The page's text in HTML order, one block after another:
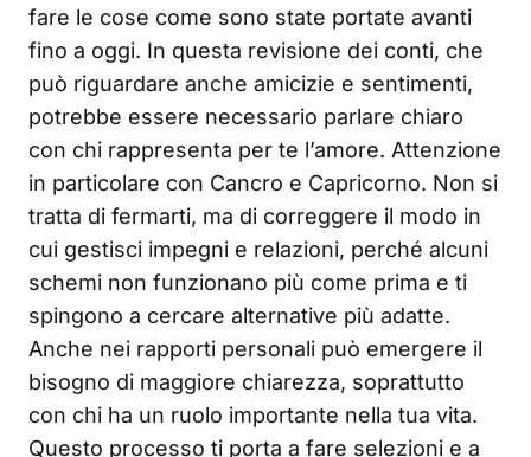
fare le cose come sono state portate avanti
fino a oggi. In questa revisione dei conti, che
può riguardare anche amicizie e sentimenti,
potrebbe essere necessario parlare chiaro
con chi rappresenta per te l’amore. Attenzione
in particolare con Cancro e Capricorno. Non si
tratta di fermarti, ma di correggere il modo in
cui gestisci impegni e relazioni, perché alcuni
schemi non funzionano più come prima e ti
spingono a cercare alternative più adatte.
Anche nei rapporti personali può emergere il
bisogno di maggiore chiarezza, soprattutto
con chi ha un ruolo importante nella tua vita.
Questo processo ti porta a fare selezioni e a